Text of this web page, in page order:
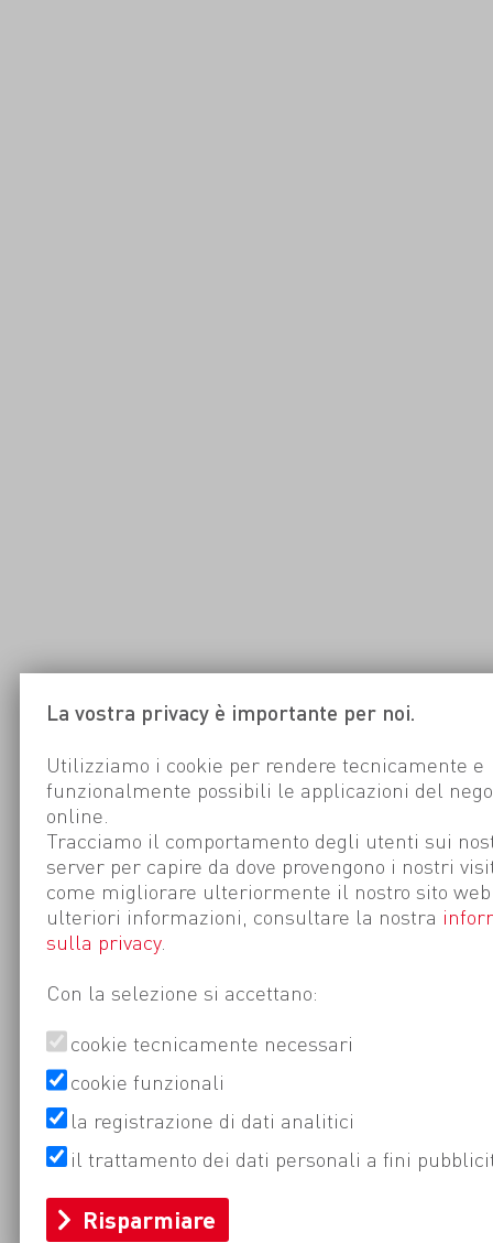
La vostra privacy è importante per noi.
Utilizziamo i cookie per rendere tecnicamente e
funzionalmente possibili le applicazioni del
online.
Tracciamo il comportamento degli utenti sui
server per capire da dove provengono i nostri
come migliorare ulteriormente il nostro sito
ulteriori informazioni, consultare la nostra
sulla privacy.
Con la selezione si accettano:
cookie tecnicamente necessari
cookie funzionali
la registrazione di dati analitici
il trattamento dei dati personali a fini
Risparmiare